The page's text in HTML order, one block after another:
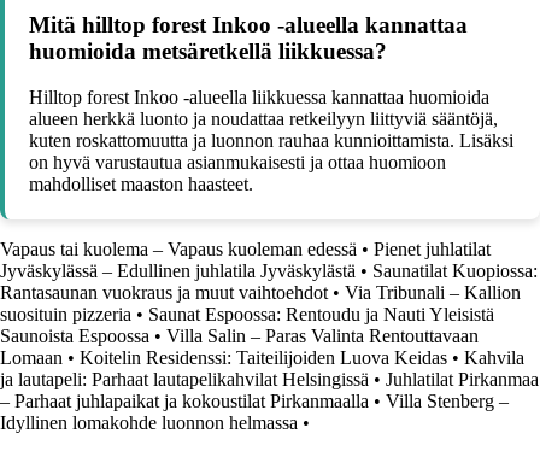
Mitä hilltop forest Inkoo -alueella kannattaa
huomioida metsäretkellä liikkuessa?
Hilltop forest Inkoo -alueella liikkuessa kannattaa huomioida
alueen herkkä luonto ja noudattaa retkeilyyn liittyviä sääntöjä,
kuten roskattomuutta ja luonnon rauhaa kunnioittamista. Lisäksi
on hyvä varustautua asianmukaisesti ja ottaa huomioon
mahdolliset maaston haasteet.
Vapaus tai kuolema – Vapaus kuoleman edessä • Pienet juhlatilat
Jyväskylässä – Edullinen juhlatila Jyväskylästä • Saunatilat Kuopiossa:
Rantasaunan vuokraus ja muut vaihtoehdot • Via Tribunali – Kallion
suosituin pizzeria • Saunat Espoossa: Rentoudu ja Nauti Yleisistä
Saunoista Espoossa • Villa Salin – Paras Valinta Rentouttavaan
Lomaan • Koitelin Residenssi: Taiteilijoiden Luova Keidas • Kahvila
ja lautapeli: Parhaat lautapelikahvilat Helsingissä • Juhlatilat Pirkanmaa
– Parhaat juhlapaikat ja kokoustilat Pirkanmaalla • Villa Stenberg –
Idyllinen lomakohde luonnon helmassa •